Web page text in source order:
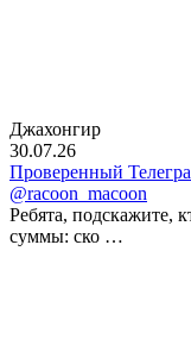
Джахонгир
30.07.26
Проверенный
@racoon_macoon
Ребята, подскажите,
суммы: ско …